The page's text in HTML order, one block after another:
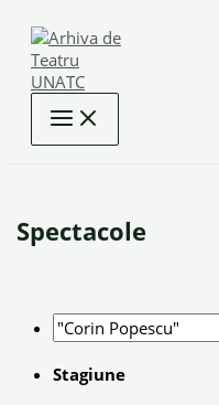
content
Spectacole
Stagiune